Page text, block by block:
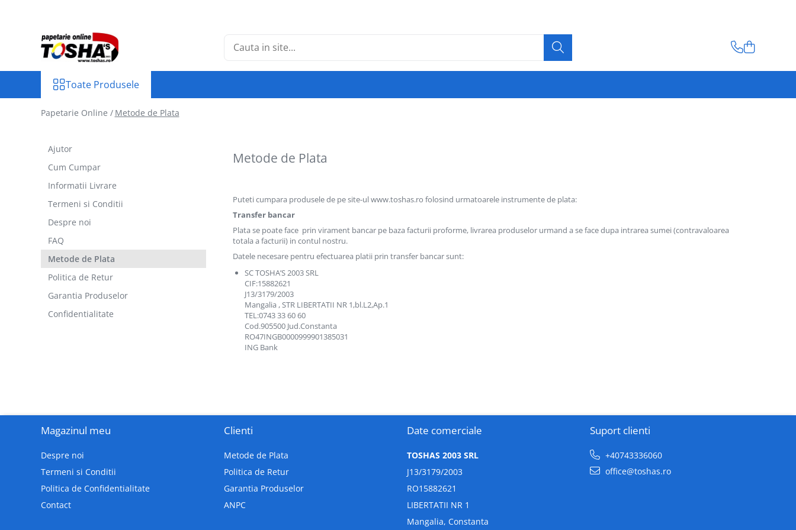
Toate Produsele
MEDICALE
TRANSPORTATORI
ASOCIAȚII DE PROPRIETARI
HOTEL ȘI RESTAURANT
CARTUSE TONERE
HARTIE SI ARTICOLE DIN HARTIE
HARTIE COPIATOR
Toate Produsele
Papetarie Online / Metode de Plata
Metode de Plata
Puteti cumpara produsele de pe site-ul www.toshas.ro folosind urmatoarele instrumente de plata:
Transfer bancar
Plata se poate face prin virament bancar pe baza facturii proforme, livrarea produselor urmand a se face dupa intrarea sumei (contravaloarea
totala a facturii) in contul nostru.
Datele necesare pentru efectuarea platii prin transfer bancar sunt:
SC TOSHA’S 2003 SRL
CIF:15882621
J13/3179/2003
Mangalia , STR LIBERTATII NR 1,bl.L2,Ap.1
TEL:0743 33 60 60
Cod.905500 Jud.Constanta
RO47INGB0000999901385031
ING Bank
Ajutor
Cum Cumpar
Informatii Livrare
Termeni si Conditii
Despre noi
FAQ
Metode de Plata
Politica de Retur
Garantia Produselor
Confidentialitate
Magazinul meu
Despre noi
Termeni si Conditii
Politica de Confidentialitate
Contact
Clienti
Metode de Plata
Politica de Retur
Garantia Produselor
ANPC
Date comerciale
TOSHAS 2003 SRL
J13/3179/2003
RO15882621
LIBERTATII NR 1
Mangalia, Constanta
Suport clienti
+40743336060
office@toshas.ro